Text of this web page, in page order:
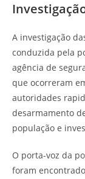
A investigação
conduzida pela
agência de
que ocorreram
autoridades
desarmamento
população e
O porta-voz da
foram